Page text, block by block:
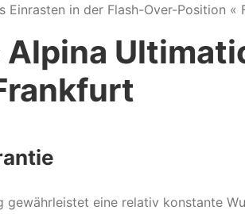
Einrasten in der Flash-Over-Position «
gewährleistet eine relativ konstante